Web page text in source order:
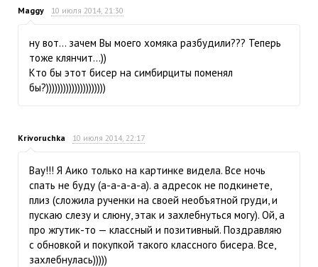
Maggy 10 июля 2014, 21:30
ну вот… зачем Вы моего хомяка разбудили??? Теперь
тоже клянчит...))
Кто бы этот бисер на симбирциты поменял
бы?)))))))))))))))))))))
Krivoruchka 10 июля 2014, 22:17
Вау!!! Я Аико только на картинке видела. Все ночь
спать не буду (а-а-а-а-а). а адресок не подкинете,
плиз (сложила рученки на своей необъятной груди, и
пускаю слезу и слюну, этак и захлебнуться могу). Ой, а
про жгутик-то — классный и позитивный. Поздравляю
с обновкой и покупкой такого классного бисера. Все,
захлебнулась)))))